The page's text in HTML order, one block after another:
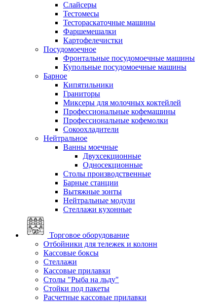
Слайсеры
Тестомесы
Тестораскаточные машины
Фаршемешалки
Картофелечистки
Посудомоечное
Фронтальные посудомоечные машины
Купольные посудомоечные машины
Барное
Кипятильники
Граниторы
Миксеры для молочных коктейлей
Профессиональные кофемашины
Профессиональные кофемолки
Сокоохладители
Нейтральное
Ванны моечные
Двухсекционные
Односекционные
Столы производственные
Барные станции
Вытяжные зонты
Нейтральные модули
Стеллажи кухонные
Торговое оборудование
Отбойники для тележек и колонн
Кассовые боксы
Стеллажи
Кассовые прилавки
Столы "Рыба на льду"
Стойки под пакеты
Расчетные кассовые прилавки